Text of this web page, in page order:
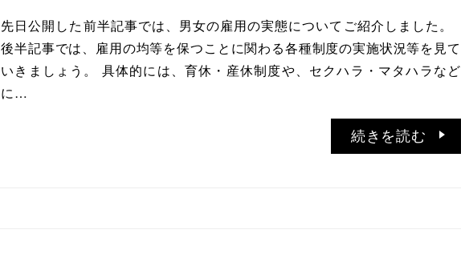
先日公開した前半記事では、男女の雇用の実態についてご紹介しました。
後半記事では、雇用の均等を保つことに関わる各種制度の実施状況等を見て
いきましょう。 具体的には、育休・産休制度や、セクハラ・マタハラなど
に…
続きを読む